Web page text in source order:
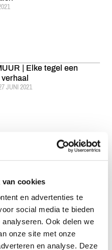
van cookies
en advertenties te
social media te bieden
Ook delen we
onze site met onze
en analyse. Deze
| Elke tegel een
JUNI 2021
| Jong FC Utrecht en
oefencampagne
GEPUBLICEERD:
26 JUNI 2021